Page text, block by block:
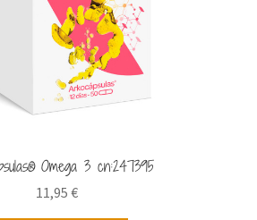
Omega 3 cn:247395
11,95 €